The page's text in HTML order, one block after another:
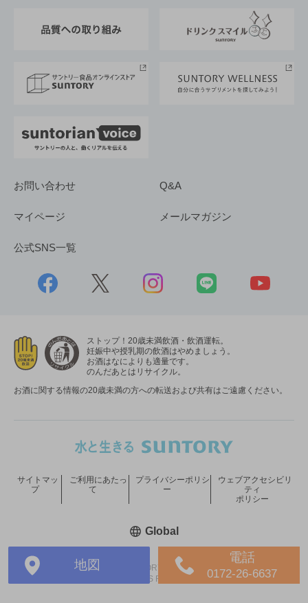
地図
電話
0172-26-6637
採用情報
お問い合わせ Q&A
マイページ メールマガジン
公式SNS一覧
ストップ！20歳未満飲酒・飲酒運転。
妊娠中や授乳期の飲酒はやめましょう。
お酒はなによりも適量です。
のんだあとはリサイクル。
お酒に関する情報の20歳未満の方への転送および共有はご遠慮ください。
COPYRIGHT © SUNTORY HOLDINGS LIMITED.
ALL RIGHTS RESERVED.
サイトマッ
プ
ご利用にあたっ
て
プライバシーポリシ
ー
ウェブアクセシビリ
ティ
ポリシー
Global新しいウィンドウで開く